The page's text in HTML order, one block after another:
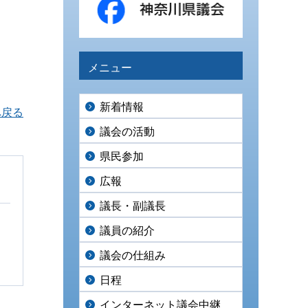
る
メニュー
新着情報
議会の活動
県民参加
広報
議長・副議長
議員の紹介
議会の仕組み
日程
インターネット議会中継